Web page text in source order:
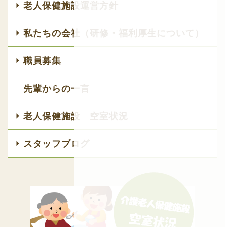
老人保健施設運営方針
私たちの会社（研修・福利厚生について）
職員募集
先輩からの一言
老人保健施設 空室状況
スタッフブログ